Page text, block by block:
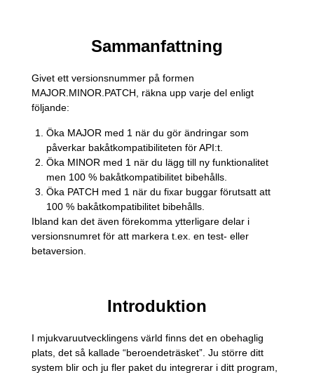
Sammanfattning
Givet ett versionsnummer på formen
MAJOR.MINOR.PATCH, räkna upp varje del enligt
följande:
Öka MAJOR med 1 när du gör ändringar som
påverkar bakåtkompatibiliteten för API:t.
Öka MINOR med 1 när du lägg till ny funktionalitet
men 100 % bakåtkompatibilitet bibehålls.
Öka PATCH med 1 när du fixar buggar förutsatt att
100 % bakåtkompatibilitet bibehålls.
Ibland kan det även förekomma ytterligare delar i
versionsnumret för att markera t.ex. en test- eller
betaversion.
Introduktion
I mjukvaruutvecklingens värld finns det en obehaglig
plats, det så kallade “beroendeträsket”. Ju större ditt
system blir och ju fler paket du integrerar i ditt program,